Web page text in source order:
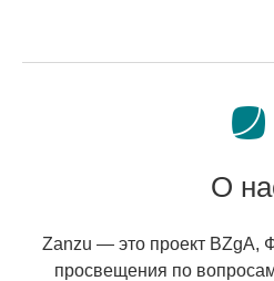
О
Zanzu — это проект BZgA,
просвещения по